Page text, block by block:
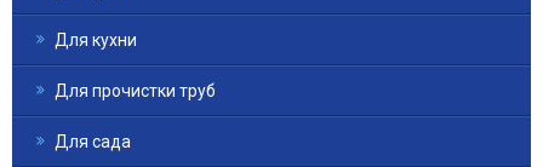
Для кухни
Для прочистки труб
Для сада